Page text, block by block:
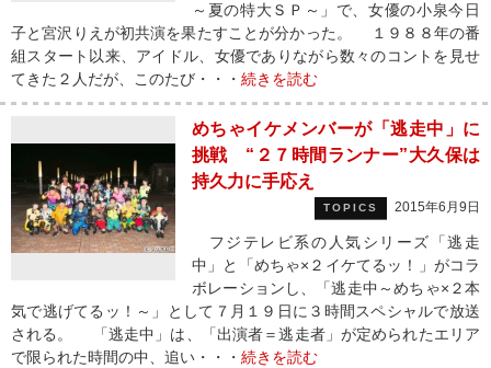
～夏の特大ＳＰ～」で、女優の小泉今日
子と宮沢りえが初共演を果たすことが分かった。 １９８８年の番
組スタート以来、アイドル、女優でありながら数々のコントを見せ
てきた２人だが、このたび・・・ 続きを読む
めちゃイケメンバーが「逃走中」に
挑戦 “２７時間ランナー”大久保は
持久力に手応え
TOPICS 2015年6月9日
フジテレビ系の人気シリーズ「逃走
中」と「めちゃ×２イケてるッ！」がコラ
ボレーションし、「逃走中～めちゃ×２本
気で逃げてるッ！～」として７月１９日に３時間スペシャルで放送
される。 「逃走中」は、「出演者＝逃走者」が定められたエリア
で限られた時間の中、追い・・・ 続きを読む